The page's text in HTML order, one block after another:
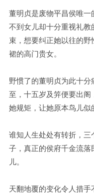
董明贞是废物平昌侯唯
不到女儿却十分重视礼
束，想要纠正她以往的
裙的高门贵女。
野惯了的董明贞为此十
至，十五岁及笄便要出
她规矩，让她原本鸟儿似
谁知人生处处有转折，
子，真正的侯府千金流
儿。
天翻地覆的变化令人措